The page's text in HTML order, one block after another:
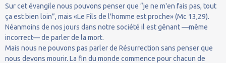
Sur cet évangile nous pouvons penser que “je ne m'en fais pas, tout
ça est bien loin”, mais «Le Fils de l'homme est proche» (Mc 13,29).
Néanmoins de nos jours dans notre société il est gênant —même
incorrect— de parler de la mort.
Mais nous ne pouvons pas parler de Résurrection sans penser que
nous devons mourir. La fin du monde commence pour chacun de